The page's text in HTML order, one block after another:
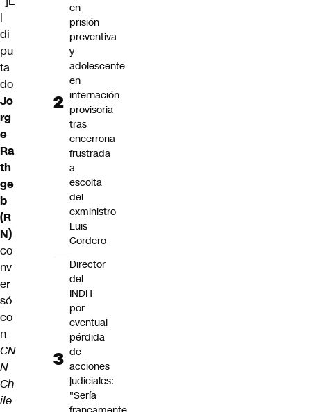
l
di
pu
ta
do
Jo
rg
e
Ra
th
ge
b
(R
N)
co
nv
er
só
co
n
CN
N
Ch
ile
en
prisión
preventiva
y
adolescente
en
internación
provisoria
tras
encerrona
frustrada
a
escolta
del
exministro
Luis
Cordero
Director
del
INDH
por
eventual
pérdida
de
acciones
judiciales:
"Sería